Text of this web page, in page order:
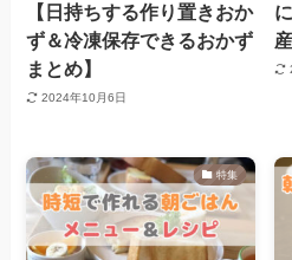
【日持ちする作り置きおか
ず＆冷凍保存できるおかず
まとめ】
2024年10月6日
特集